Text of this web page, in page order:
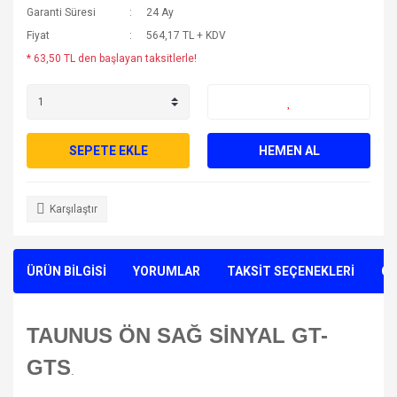
Garanti Süresi
24 Ay
Fiyat
564,17 TL + KDV
* 63,50 TL den başlayan taksitlerle!
SEPETE EKLE HEMEN AL
Karşılaştır
ÜRÜN BİLGİSİ YORUMLAR TAKSİT SEÇENEKLERİ
TAUNUS ÖN SAĞ SİNYAL GT-
GTS.